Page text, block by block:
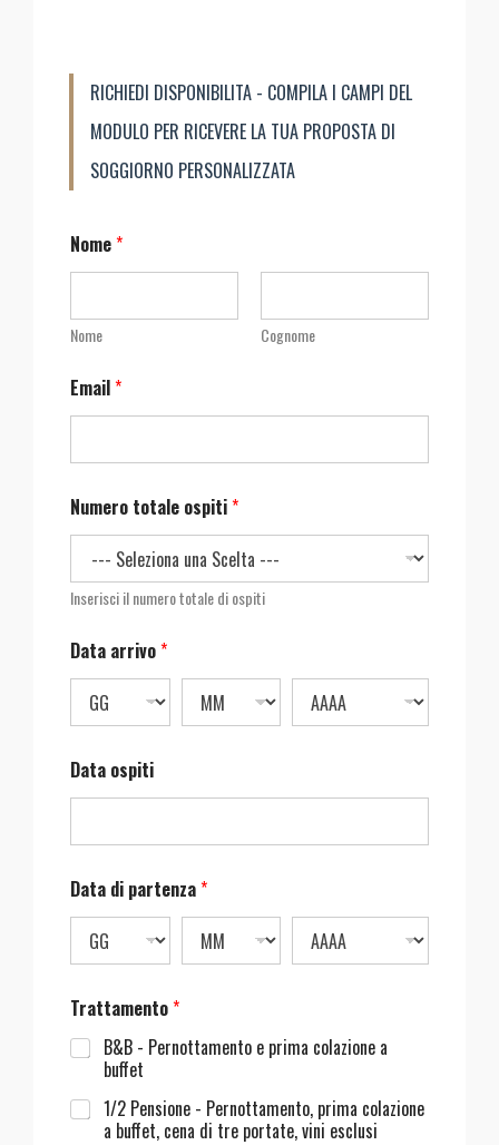
RICHIEDI DISPONIBILITA - COMPILA I CAMPI DEL
MODULO PER RICEVERE LA TUA PROPOSTA DI
SOGGIORNO PERSONALIZZATA
Nome*
Nome Cognome
Email*
Numero totale ospiti*
Inserisci il numero totale di ospiti
Data arrivo*
Data ospiti
Data di partenza*
Trattamento*
B&B - Pernottamento e prima colazione a
buffet
1/2 Pensione - Pernottamento, prima colazione
a buffet, cena di tre portate, vini esclusi